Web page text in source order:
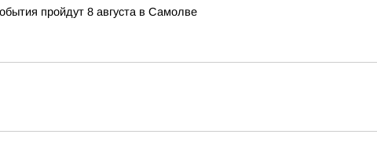
пройдут 8 августа в Самолве